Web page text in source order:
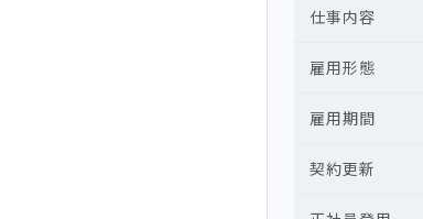
仕事内容
雇用形態
雇用期間
契約更新